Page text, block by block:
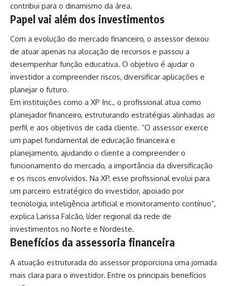
contribui para o dinamismo da área.
Papel vai além dos investimentos
Com a evolução do mercado financeiro, o assessor deixou
de atuar apenas na alocação de recursos e passou a
desempenhar função educativa. O objetivo é ajudar o
investidor a compreender riscos, diversificar aplicações e
planejar o futuro.
Em instituições como a XP Inc., o profissional atua como
planejador financeiro, estruturando estratégias alinhadas ao
perfil e aos objetivos de cada cliente. “O assessor exerce
um papel fundamental de educação financeira e
planejamento, ajudando o cliente a compreender o
funcionamento do mercado, a importância da diversificação
e os riscos envolvidos. Na XP, esse profissional evolui para
um parceiro estratégico do investidor, apoiado por
tecnologia, inteligência artificial e monitoramento contínuo”,
explica Larissa Falcão, líder regional da rede de
investimentos no Norte e Nordeste.
Benefícios da assessoria financeira
A atuação estruturada do assessor proporciona uma jornada
mais clara para o investidor. Entre os principais benefícios